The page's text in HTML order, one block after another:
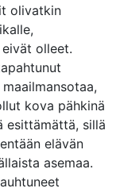
olivatkin
olleet.
kova pähkinä
esittämättä, sillä
elävän
asemaa.